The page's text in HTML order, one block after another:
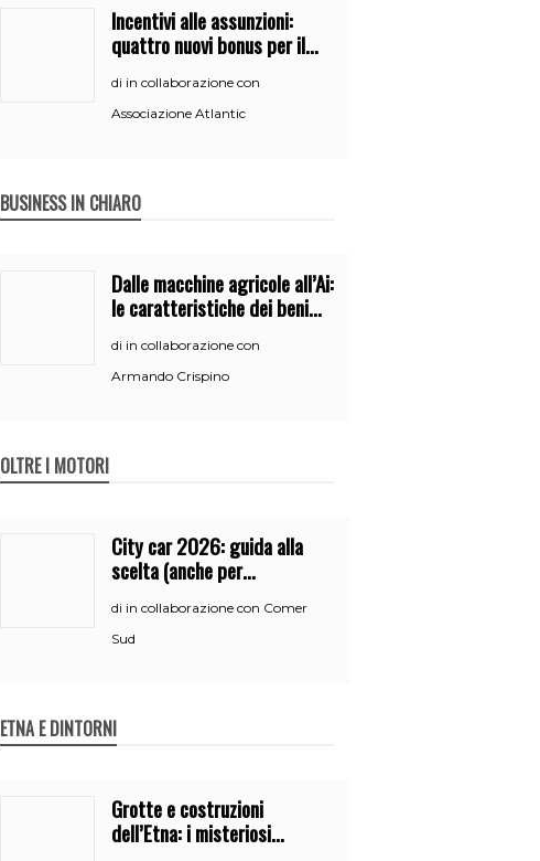
Incentivi alle assunzioni:
quattro nuovi bonus per il
di in collaborazione con
Associazione Atlantic
BUSINESS IN CHIARO
Dalle macchine agricole all’Ai:
le caratteristiche dei beni
all’iperammortamento
di in collaborazione con
Armando Crispino
OLTRE I MOTORI
City car 2026: guida alla
scelta (anche per
neopatentati)
di in collaborazione con Comer
Sud
ETNA E DINTORNI
Grotte e costruzioni
dell’Etna: i misteriosi